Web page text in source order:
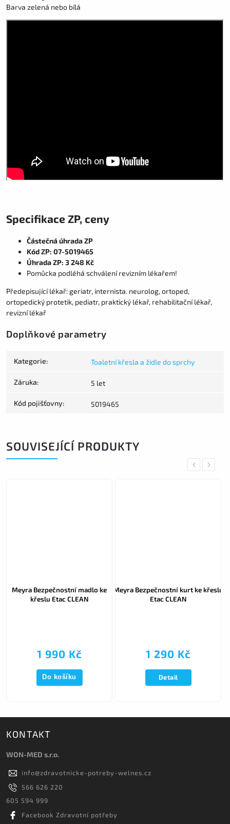
Barva zelená nebo bílá
Specifikace ZP, ceny
Částečná úhrada ZP
Kód ZP: 07-5019465
Úhrada ZP: 3 248 Kč
Pomůcka podléhá schválení revizním lékařem!
Předepisující lékař: geriatr, internista. neurolog, ortoped,
ortopedický protetik, pediatr, praktický lékař, rehabilitační lékař,
revizní lékař
Doplňkové parametry
Kategorie: Toaletní křesla a židle do sprchy
Záruka: 5 let
Kód pojišťovny: 5019465
SOUVISEJÍCÍ PRODUKTY
Previous
Meyra Bezpečnostní madlo ke
křeslu Etac CLEAN
1 990 Kč
Do košíku
Meyra Bezpečnostní kurt ke křeslu
Etac CLEAN
1 290 Kč
Detail
Next
KONTAKT
WON-MED s.r.o.
info@zdravotnicke-potreby-welnes.cz
566 626 220
605 594 999
Facebook Zdravotní potřeby